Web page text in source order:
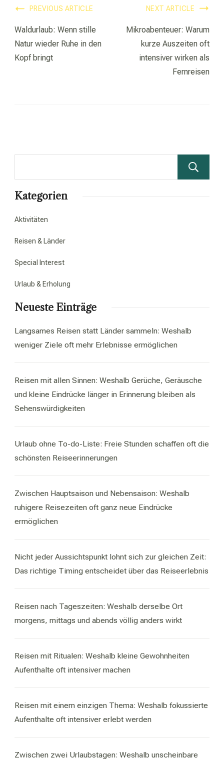
Post
Navigation
PREVIOUS ARTICLE
Waldurlaub: Wenn stille
Natur wieder Ruhe in den
Kopf bringt
NEXT ARTICLE
Mikroabenteuer: Warum
kurze Auszeiten oft
intensiver wirken als
Fernreisen
Kategorien
Aktivitäten
Reisen & Länder
Special Interest
Urlaub & Erholung
Neueste Einträge
Langsames Reisen statt Länder sammeln: Weshalb
weniger Ziele oft mehr Erlebnisse ermöglichen
Reisen mit allen Sinnen: Weshalb Gerüche, Geräusche
und kleine Eindrücke länger in Erinnerung bleiben als
Sehenswürdigkeiten
Urlaub ohne To-do-Liste: Freie Stunden schaffen oft die
schönsten Reiseerinnerungen
Zwischen Hauptsaison und Nebensaison: Weshalb
ruhigere Reisezeiten oft ganz neue Eindrücke
ermöglichen
Nicht jeder Aussichtspunkt lohnt sich zur gleichen Zeit:
Das richtige Timing entscheidet über das Reiseerlebnis
Reisen nach Tageszeiten: Weshalb derselbe Ort
morgens, mittags und abends völlig anders wirkt
Reisen mit Ritualen: Weshalb kleine Gewohnheiten
Aufenthalte oft intensiver machen
Reisen mit einem einzigen Thema: Weshalb fokussierte
Aufenthalte oft intensiver erlebt werden
Zwischen zwei Urlaubstagen: Weshalb unscheinbare